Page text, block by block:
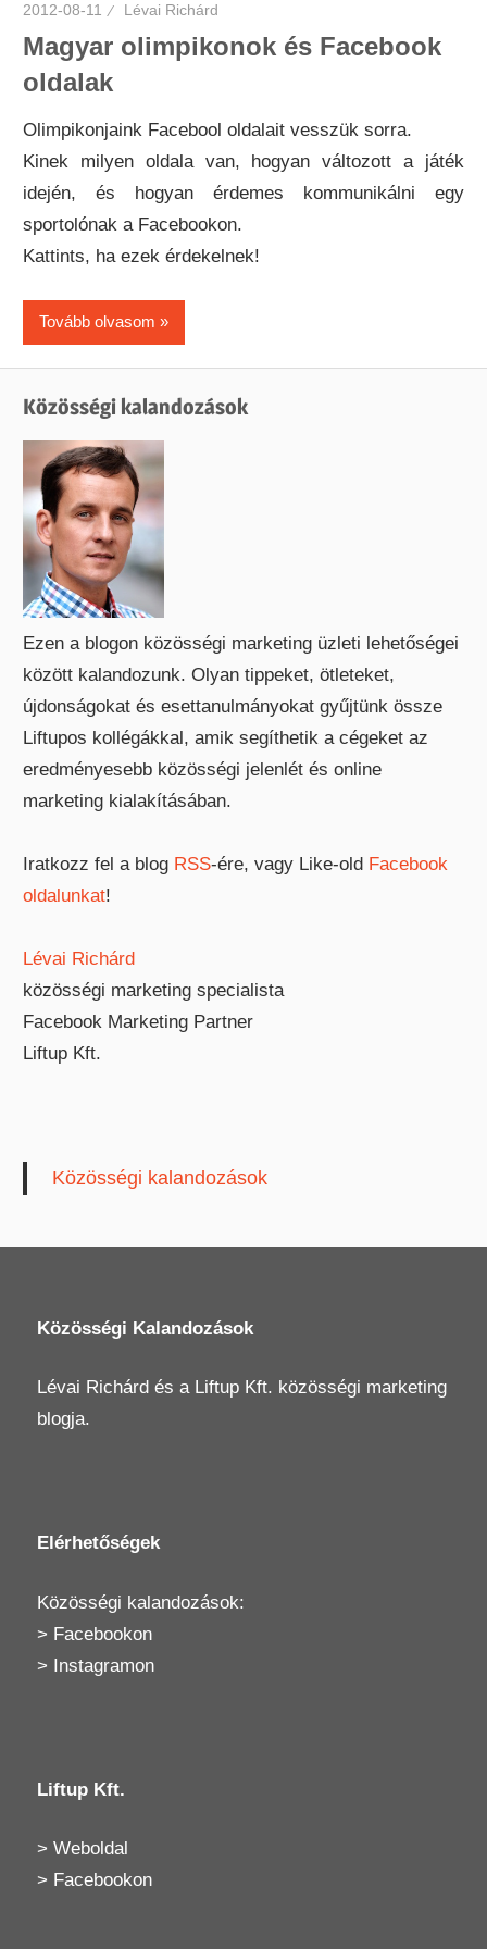
2012-08-11 Lévai Richárd
Magyar olimpikonok és Facebook
oldalak
Olimpikonjaink Facebool oldalait vesszük sorra.
Kinek milyen oldala van, hogyan változott a játék
idején, és hogyan érdemes kommunikálni egy
sportolónak a Facebookon.
Kattints, ha ezek érdekelnek!
Tovább olvasom
Közösségi kalandozások
Ezen a blogon közösségi marketing üzleti lehetőségei
között kalandozunk. Olyan tippeket, ötleteket,
újdonságokat és esettanulmányokat gyűjtünk össze
Liftupos kollégákkal, amik segíthetik a cégeket az
eredményesebb közösségi jelenlét és online
marketing kialakításában.
Iratkozz fel a blog RSS-ére, vagy Like-old Facebook
oldalunkat!
Lévai Richárd
közösségi marketing specialista
Facebook Marketing Partner
Liftup Kft.
Közösségi kalandozások
Közösségi Kalandozások
Lévai Richárd és a Liftup Kft. közösségi marketing
blogja.
Elérhetőségek
Közösségi kalandozások:
> Facebookon
> Instagramon
Liftup Kft.
> Weboldal
> Facebookon